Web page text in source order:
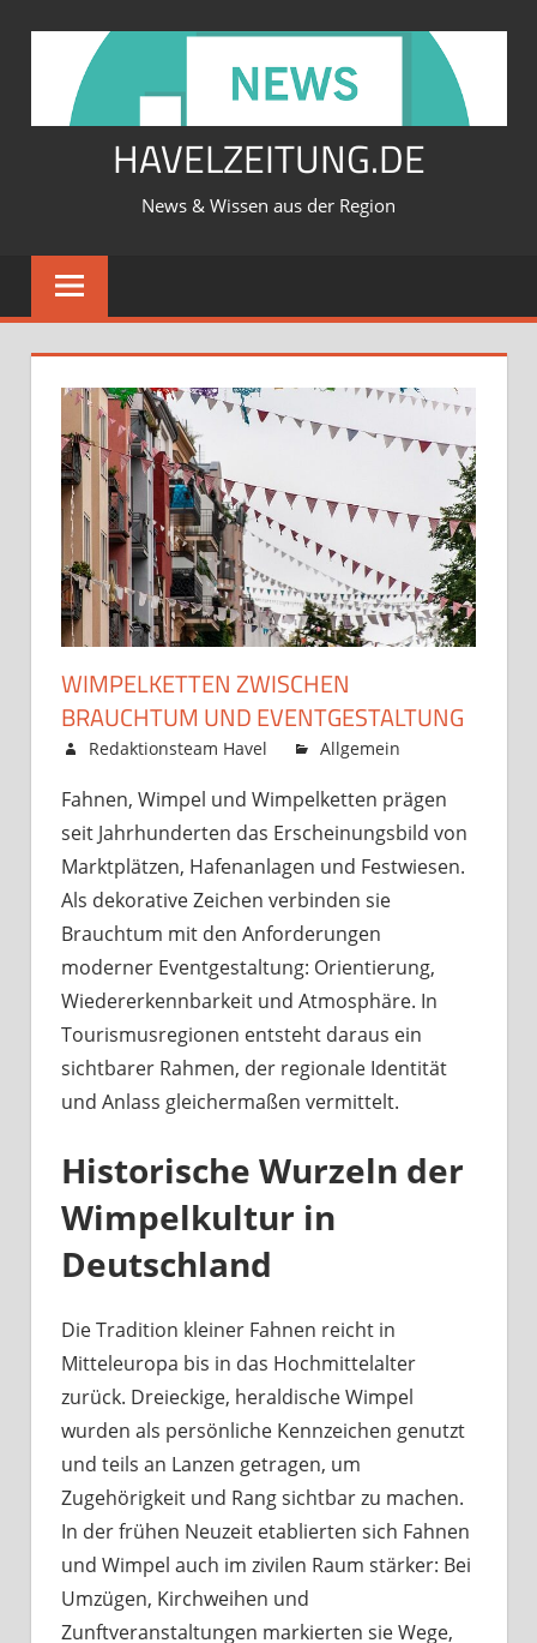
springen
HAVELZEITUNG.DE
News & Wissen aus der Region
WIMPELKETTEN ZWISCHEN
BRAUCHTUM UND EVENTGESTALTUNG
Januar 15, 2026
Redaktionsteam Havel
Allgemein
deaktiviert
Fahnen, Wimpel und Wimpelketten prägen
seit Jahrhunderten das Erscheinungsbild von
Marktplätzen, Hafenanlagen und Festwiesen.
Als dekorative Zeichen verbinden sie
Brauchtum mit den Anforderungen
moderner Eventgestaltung: Orientierung,
Wiedererkennbarkeit und Atmosphäre. In
Tourismusregionen entsteht daraus ein
sichtbarer Rahmen, der regionale Identität
und Anlass gleichermaßen vermittelt.
Historische Wurzeln der
Wimpelkultur in
Deutschland
Die Tradition kleiner Fahnen reicht in
Mitteleuropa bis in das Hochmittelalter
zurück. Dreieckige, heraldische Wimpel
wurden als persönliche Kennzeichen genutzt
und teils an Lanzen getragen, um
Zugehörigkeit und Rang sichtbar zu machen.
In der frühen Neuzeit etablierten sich Fahnen
und Wimpel auch im zivilen Raum stärker: Bei
Umzügen, Kirchweihen und
Zunftveranstaltungen markierten sie Wege,